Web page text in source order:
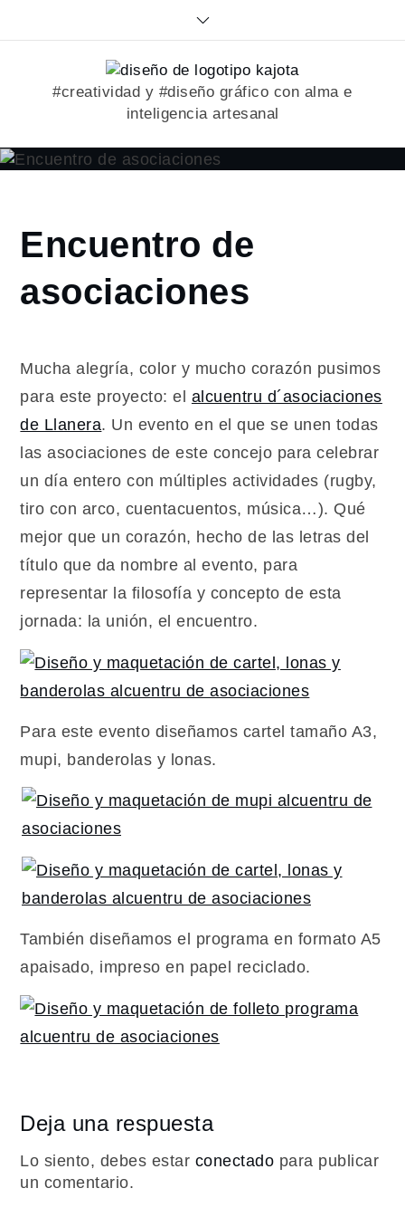
#creatividad y #diseño gráfico con alma e
inteligencia artesanal
Home
2017
21
asociaciones
Encuentro de
asociaciones
Mucha alegría, color y mucho corazón pusimos
para este proyecto: el alcuentru d´asociaciones
de Llanera. Un evento en el que se unen todas
las asociaciones de este concejo para celebrar
un día entero con múltiples actividades (rugby,
tiro con arco, cuentacuentos, música…). Qué
mejor que un corazón, hecho de las letras del
título que da nombre al evento, para
representar la filosofía y concepto de esta
jornada: la unión, el encuentro.
Para este evento diseñamos cartel tamaño A3,
mupi, banderolas y lonas.
También diseñamos el programa en formato A5
apaisado, impreso en papel reciclado.
Deja una respuesta
Lo siento, debes estar conectado para publicar
un comentario.